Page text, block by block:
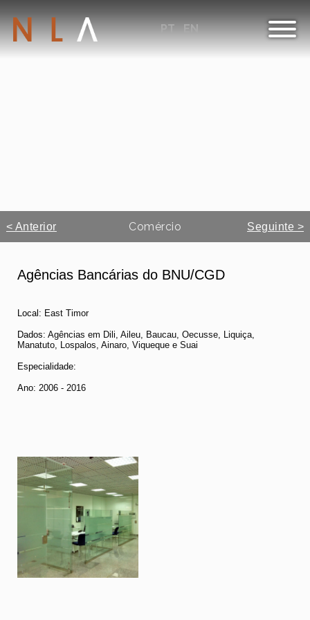
PT EN
< Anterior Seguinte >
Comércio
Agências Bancárias do BNU/CGD
Local: East Timor
Dados: Agências em Dili, Aileu, Baucau, Oecusse, Liquiça,
Manatuto, Lospalos, Ainaro, Viqueque e Suai
Especialidade:
Ano: 2006 - 2016